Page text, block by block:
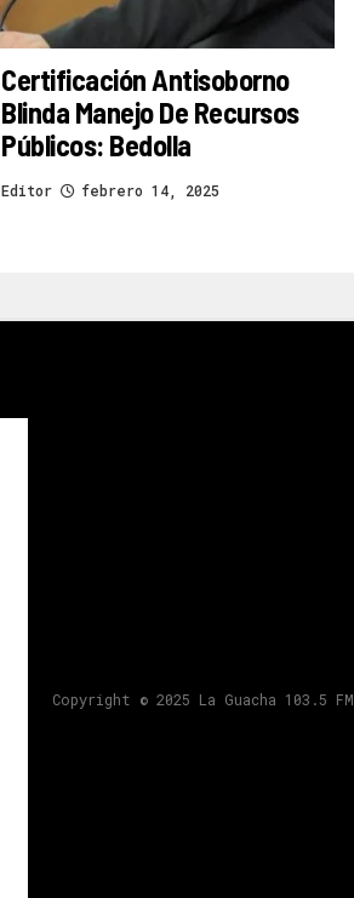
Certificación Antisoborno
Blinda Manejo De Recursos
Públicos: Bedolla
Editor febrero 14, 2025
Copyright © 2025 La Guacha 103.5 FM